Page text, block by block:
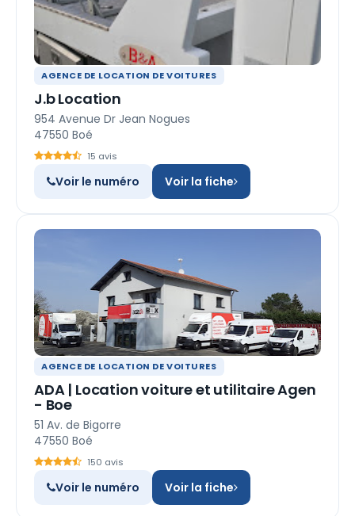
AGENCE DE LOCATION DE VOITURES
J.b Location
954 Avenue Dr Jean Nogues
47550 Boé
15 avis
Voir le numéro Voir la fiche
AGENCE DE LOCATION DE VOITURES
ADA | Location voiture et utilitaire Agen
- Boe
51 Av. de Bigorre
47550 Boé
150 avis
Voir le numéro Voir la fiche